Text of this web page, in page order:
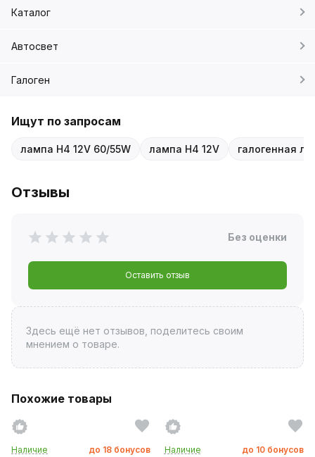
Каталог
Автосвет
Галоген
Ищут по запросам
лампа H4 12V 60/55W лампа H4 12V галогенная
Отзывы
Без оценки
Оставить отзыв
Здесь ещё нет отзывов, поделитесь своим
мнением о товаре.
Похожие товары
Наличие до 18 бонусов
Наличие до 10 бонусов